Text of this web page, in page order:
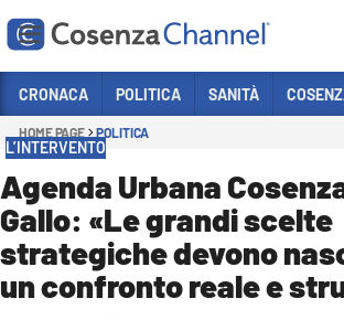
Sezioni
POLITICA
COSENZA CALCIO
ECONOMIA E LAVORO
CRONACA POLITICA SANITÀ
HOME PAGE POLITICA
L’INTERVENTO
Agenda Urbana
Gallo: «Le grandi scelte
strategiche devono
un confronto reale e